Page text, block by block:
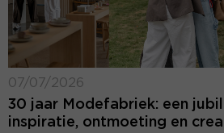
07/07/2026
30 jaar Modefabriek: een
inspiratie, ontmoeting en